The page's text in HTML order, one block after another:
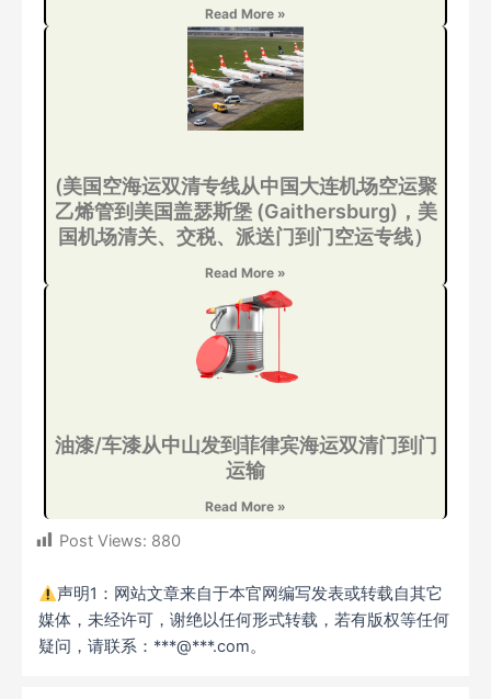
Read More »
(美国空海运双清专线从中国大连机场空运聚
乙烯管到美国盖瑟斯堡 (Gaithersburg)，美
国机场清关、交税、派送门到门空运专线）
Read More »
油漆/车漆从中山发到菲律宾海运双清门到门
运输
Read More »
Post Views: 880
声明1：网站文章来自于本官网编写发表或转载自其它
媒体，未经许可，谢绝以任何形式转载，若有版权等任何
疑问，请联系：***@***.com。